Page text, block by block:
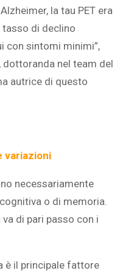
la tau PET era
tasso di declino
con sintomi minimi”,
dottoranda nel team del
autrice di questo
variazioni
necessariamente
o di memoria.
di pari passo con i
è il principale fattore